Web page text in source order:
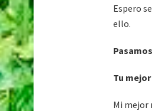
Espero
ello.
Tu
Mi mejor